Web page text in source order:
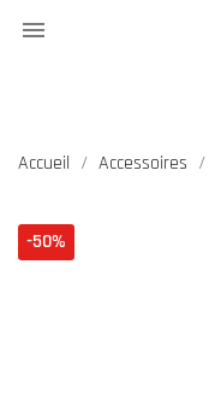

Accueil Accessoires
-50%